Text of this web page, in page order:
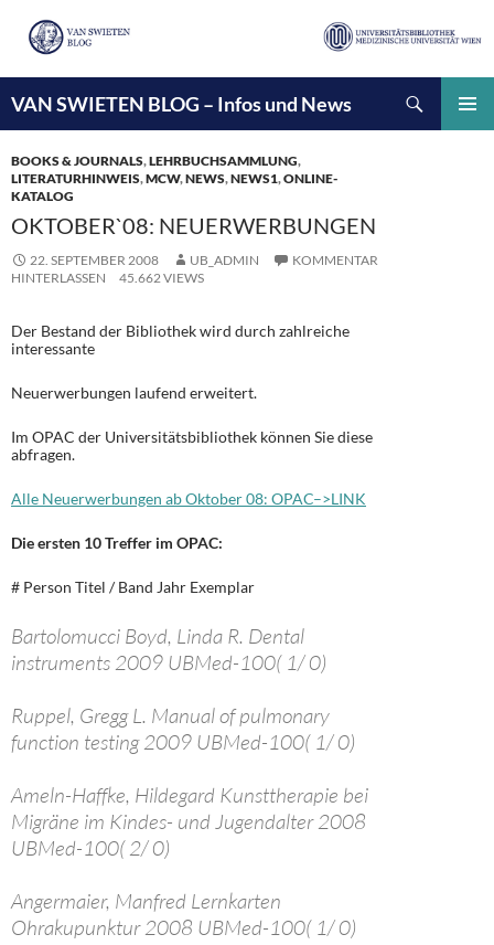
VAN SWIETEN BLOG – Infos und News
INHALT
SPRINGEN
BOOKS & JOURNALS,LEHRBUCHSAMMLUNG,
LITERATURHINWEIS,MCW,NEWS,NEWS1,ONLINE-
KATALOG
OKTOBER`08: NEUERWERBUNGEN
22. SEPTEMBER 2008 UB_ADMIN
KOMMENTAR
HINTERLASSEN
45.662 VIEWS
Der Bestand der Bibliothek wird durch zahlreiche
interessante
Neuerwerbungen laufend erweitert.
Im OPAC der Universitätsbibliothek können Sie diese
abfragen.
Alle Neuerwerbungen ab Oktober 08: OPAC–>LINK
Die ersten 10 Treffer im OPAC:
# Person Titel / Band Jahr Exemplar
Bartolomucci Boyd, Linda R. Dental
instruments 2009 UBMed-100( 1/ 0)
Ruppel, Gregg L. Manual of pulmonary
function testing 2009 UBMed-100( 1/ 0)
Ameln-Haffke, Hildegard Kunsttherapie bei
Migräne im Kindes- und Jugendalter 2008
UBMed-100( 2/ 0)
Angermaier, Manfred Lernkarten
Ohrakupunktur 2008 UBMed-100( 1/ 0)